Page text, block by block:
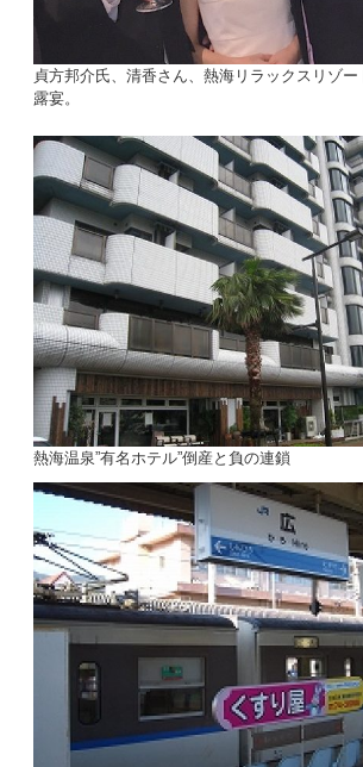
貞方邦介氏、清香さん、熱海リラックスリゾ
露宴。
熱海温泉”有名ホテル”倒産と負の連鎖